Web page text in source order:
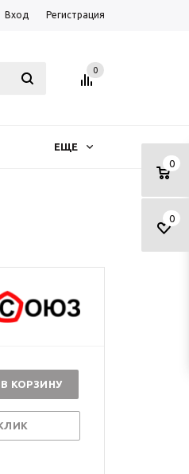
Вход Регистрация
0
0
0
ЕЩЕ
В КОРЗИНУ